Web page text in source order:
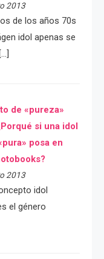
2013
de los años 70s
idol apenas se
de «pureza»
si una idol
posa en
2013
idol
el género